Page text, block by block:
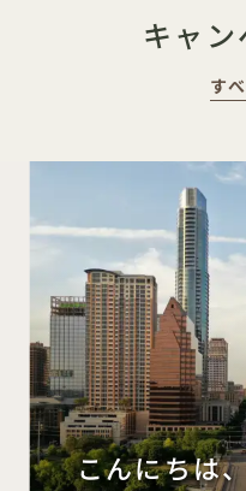
キャ
す
こんにちは